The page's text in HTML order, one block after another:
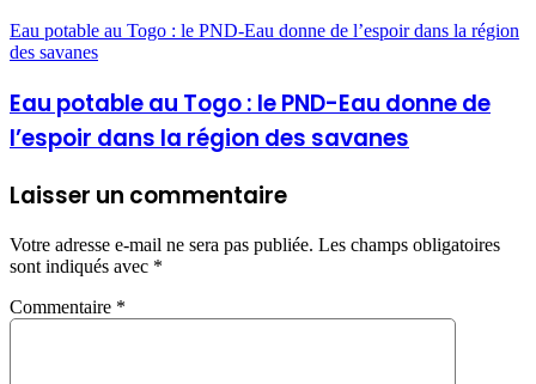
Eau potable au Togo : le PND-Eau donne de l’espoir dans la région
des savanes
Eau potable au Togo : le PND-Eau donne de
l’espoir dans la région des savanes
Laisser un commentaire
Votre adresse e-mail ne sera pas publiée. Les champs obligatoires
sont indiqués avec *
Commentaire *